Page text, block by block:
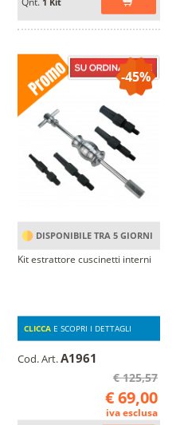
-45%
DISPONIBILE TRA 5 GIORNI
Kit estrattore cuscinetti interni
CLICCA E SCOPRI I DETTAGLI
Cod. Art.A1961
€ 125,57
€ 69,00
iva esclusa